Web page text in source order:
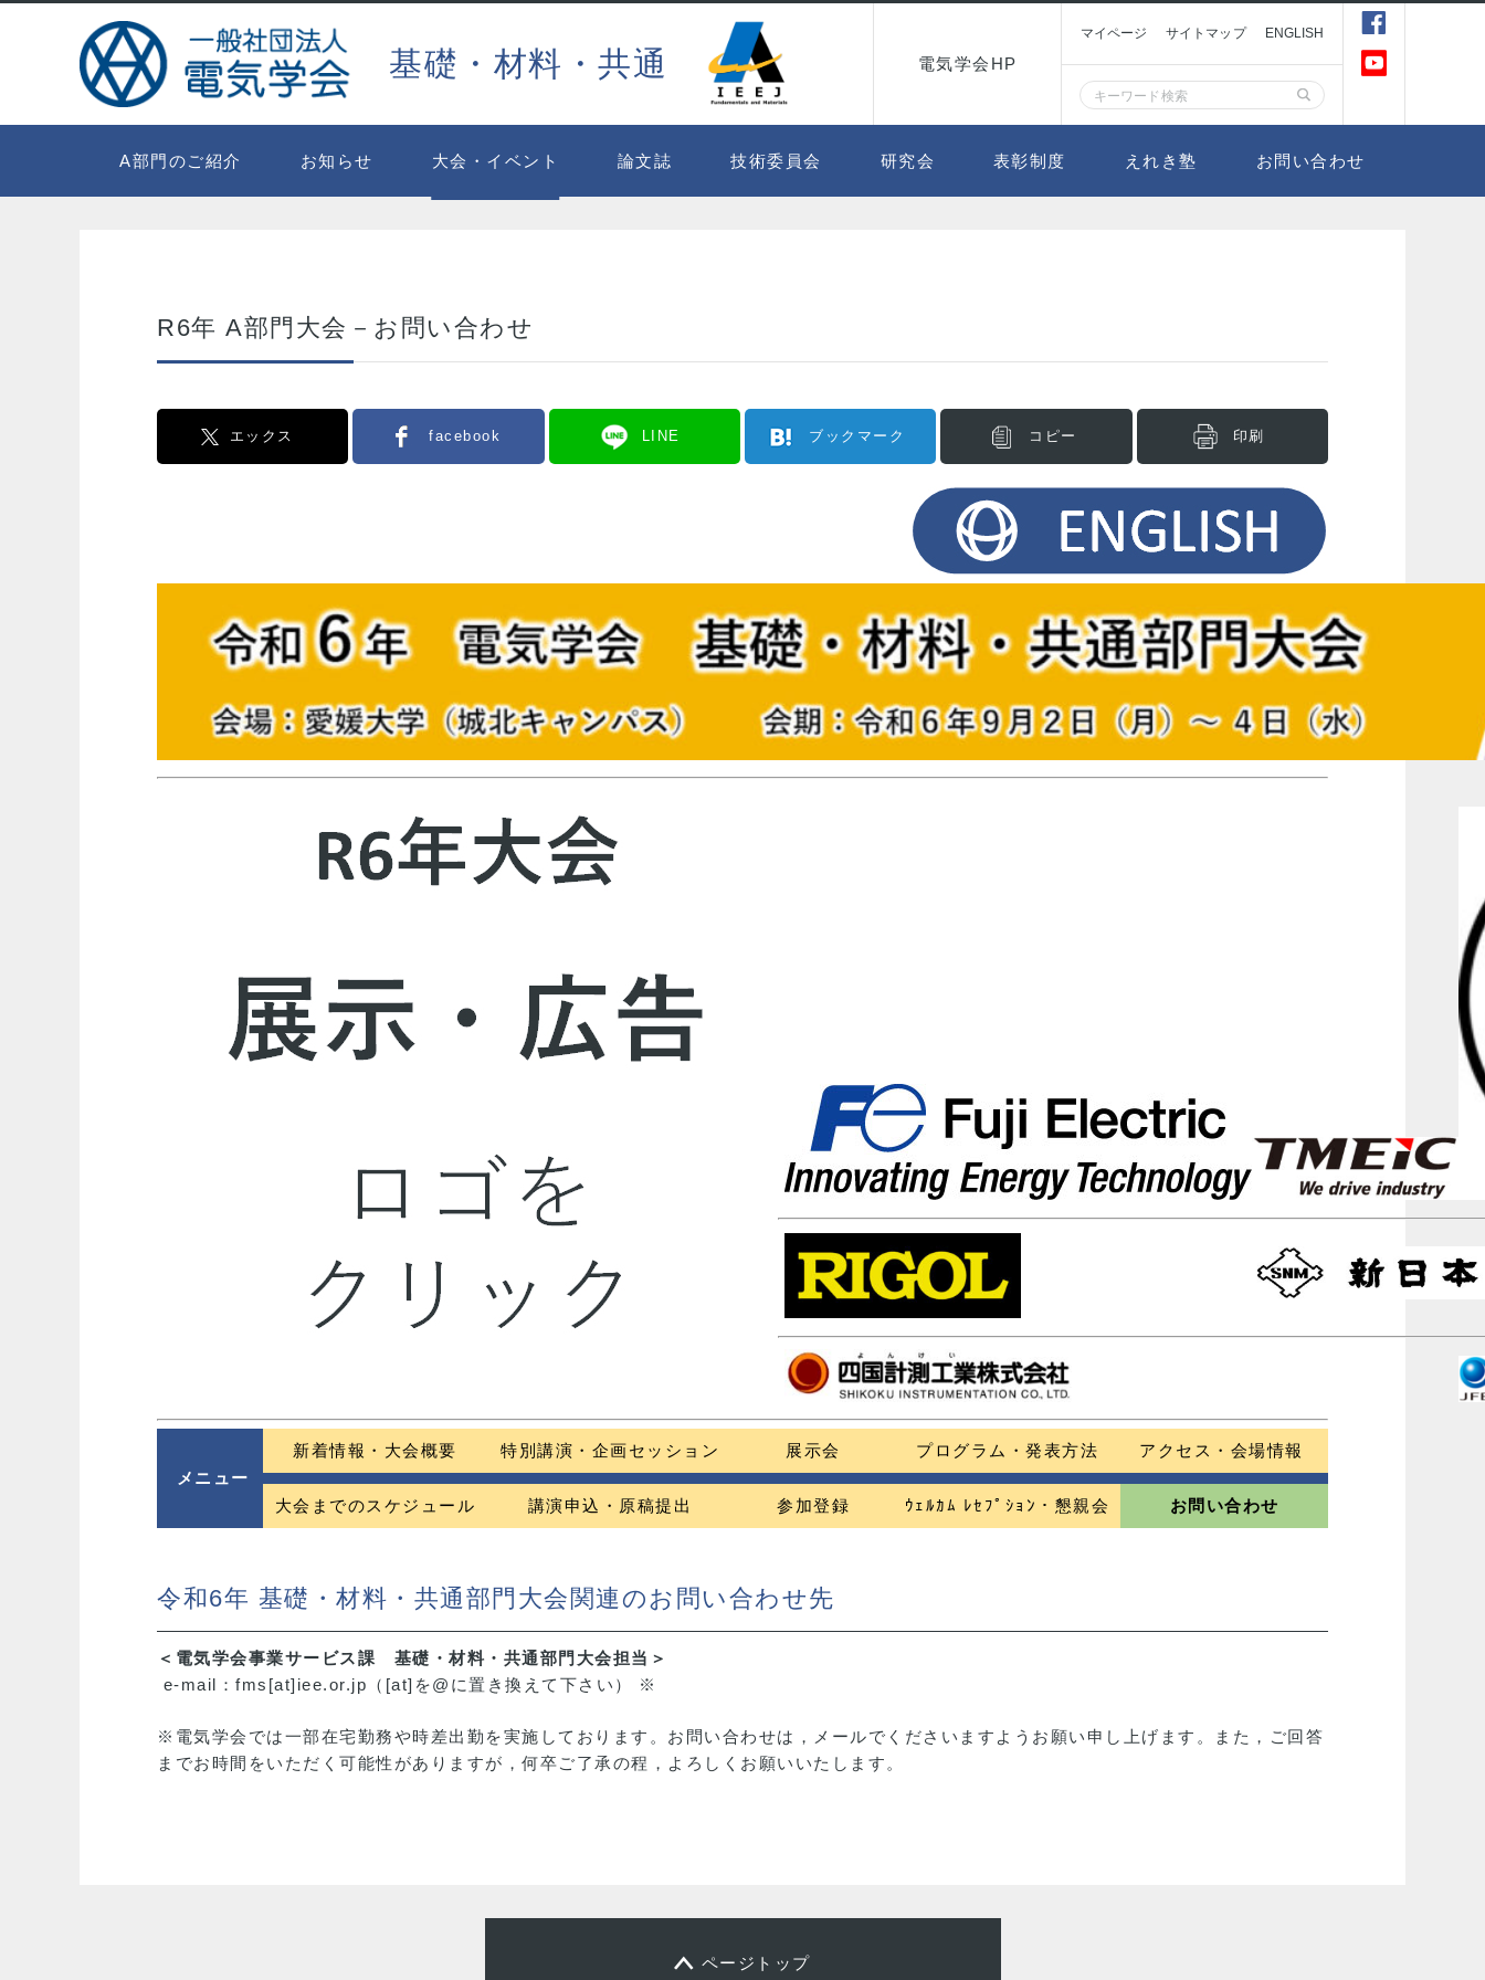
基礎・材料・共通 電気学会HP
マイページ サイトマップ ENGLISH
A部門のご紹介 お知らせ 大会・イベント 論文誌 技術委員会 研究会 表彰制度 えれき塾 お問い合わせ
R6年 A部門大会－お問い合わせ
エックス facebook LINE ブックマーク コピー 印刷
メニュー
新着情報・大会概要 特別講演・企画セッション 展示会 プログラム・発表方法 アクセス・会場情報
大会までのスケジュール 講演申込・原稿提出 参加登録 ｳｪﾙｶﾑ ﾚｾﾌﾟｼｮﾝ・懇親会 お問い合わせ
令和6年 基礎・材料・共通部門大会関連のお問い合わせ先
＜電気学会事業サービス課 基礎・材料・共通部門大会担当＞
e-mail：fms[at]iee.or.jp（[at]を@に置き換えて下さい） ※
※電気学会では一部在宅勤務や時差出勤を実施しております。お問い合わせは，メールでくださいますようお願い申し上げます。また，ご回答
までお時間をいただく可能性がありますが，何卒ご了承の程，よろしくお願いいたします。
ページトップ